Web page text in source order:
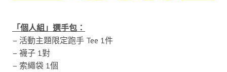
「個人組」選手包：
– 活動主題限定跑手 Tee 1件
– 襪子 1對
– 索繩袋 1個